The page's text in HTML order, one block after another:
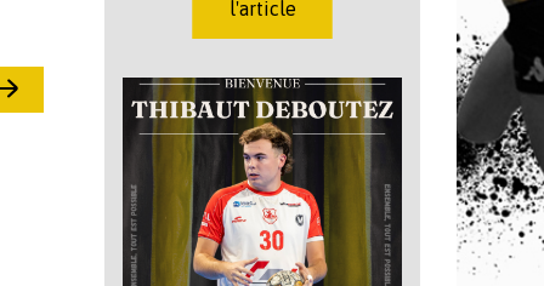
l'article